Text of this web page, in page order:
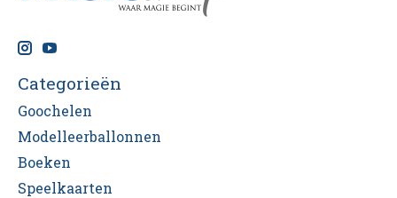
Categorieën
Goochelen
Modelleerballonnen
Boeken
Speelkaarten